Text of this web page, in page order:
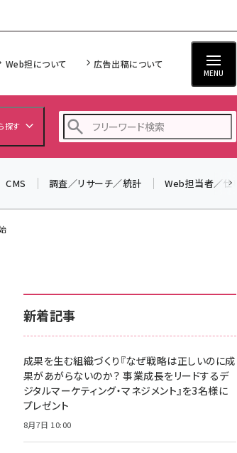
Web担について 広告出稿について
MENU
探す
z世代 (1623)
meo (1277)
llmo (1166)
CMS 調査／リサーチ／統計 Web担当者／仕事
新着記事
成果を生む組織づくり『なぜ戦略は正しいのに成
果があがらないのか？ 事業成長をリードするデ
ジタルマーケティング・マネジメント』を3名様に
プレゼント
8月7日 10:00
べ